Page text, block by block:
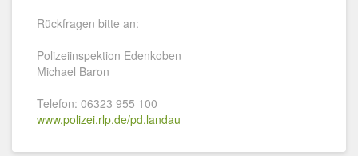
Rückfragen bitte an:
Polizeiinspektion Edenkoben
Michael Baron
Telefon: 06323 955 100
www.polizei.rlp.de/pd.landau